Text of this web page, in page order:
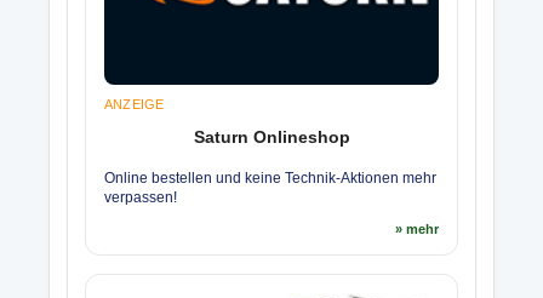
ANZEIGE
Saturn Onlineshop
Online bestellen und keine Technik-Aktionen mehr
verpassen!
» mehr